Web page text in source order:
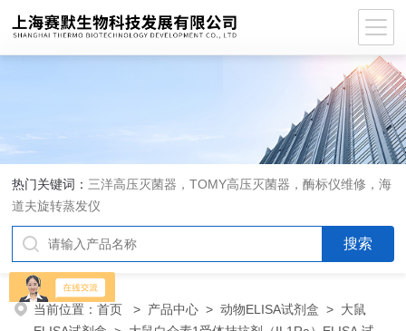
热门关键词： 三洋高压灭菌器，TOMY高压灭菌器，酶标仪维修，海
道夫旋转蒸发仪
当前位置：首页 > 产品中心 >动物ELISA试剂盒 > 大鼠